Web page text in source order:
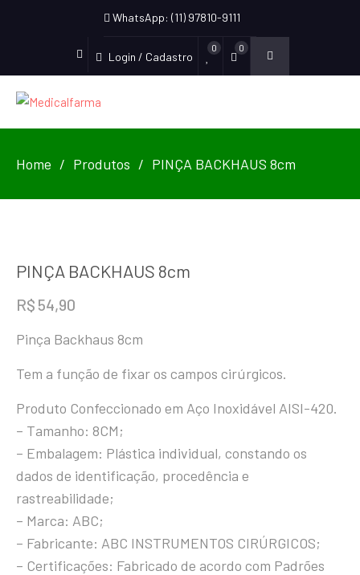
WhatsApp: (11) 97810-9111
Login / Cadastro
0 0
Home Produtos PINÇA BACKHAUS 8cm
PINÇA BACKHAUS 8cm
R$54,90
Pinça Backhaus 8cm
Tem a função de fixar os campos cirúrgicos.
Produto Confeccionado em Aço Inoxidável AISI-420.
– Tamanho: 8CM;
– Embalagem: Plástica individual, constando os
dados de identificação, procedência e
rastreabilidade;
– Marca: ABC;
– Fabricante: ABC INSTRUMENTOS CIRÚRGICOS;
– Certificações: Fabricado de acordo com Padrões